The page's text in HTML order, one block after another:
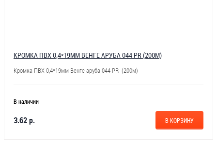
КРОМКА ПВХ 0,4*19ММ ВЕНГЕ АРУБА 044 PR (200М)
Кромка ПВХ 0,4*19мм Венге аруба 044 PR (200м)
В наличии
3.62 р. В КОРЗИНУ